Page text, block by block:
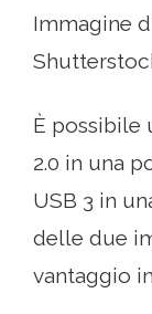
Immagine
È possibile
2.0 in una
USB 3 in
delle due
vantaggio